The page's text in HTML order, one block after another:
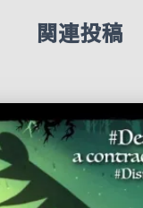
関連投稿